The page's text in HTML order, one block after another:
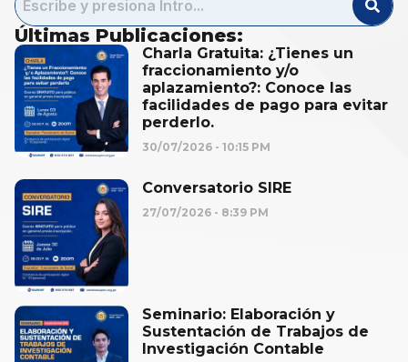
Últimas Publicaciones:
Charla Gratuita: ¿Tienes un
fraccionamiento y/o
aplazamiento?: Conoce las
facilidades de pago para evitar
perderlo.
30/07/2026 10:15 PM
Conversatorio SIRE
27/07/2026 8:39 PM
Seminario: Elaboración y
Sustentación de Trabajos de
Investigación Contable